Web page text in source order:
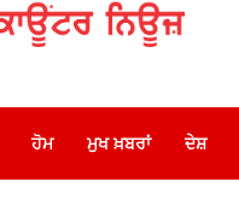
ਹੋਮ ਮੁਖ ਖ਼ਬਰਾਂ ਦੇਸ਼